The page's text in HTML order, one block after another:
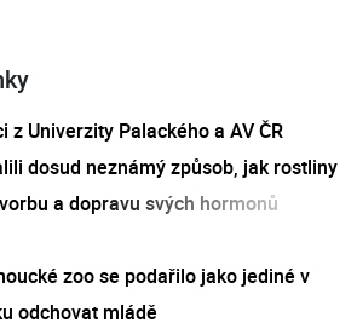
z Univerzity Palackého a AV ČR
dosud neznámý způsob, jak rostliny
a dopravu svých hormonů
zoo se podařilo jako jediné v
odchovat mládě